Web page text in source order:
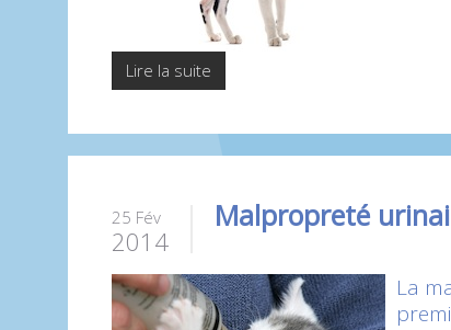
Lire la suite
25 Fév
2014
Malpropreté
La